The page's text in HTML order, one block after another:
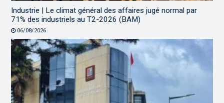
Industrie | Le climat général des affaires jugé normal par
71% des industriels au T2-2026 (BAM)
06/08/2026